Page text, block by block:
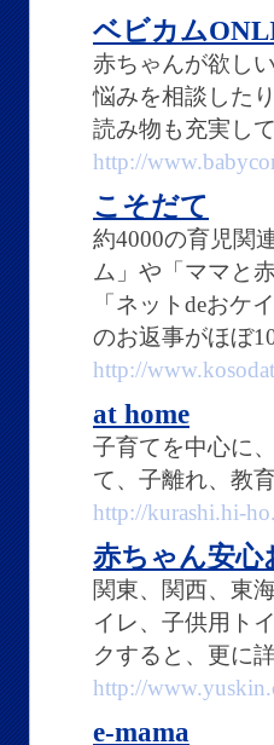
ベビカム
赤ちゃんが欲し
悩みを相談した
読み物も充実して
http://
こそだて
約4000の育児関
ム」や「ママと
「ネットdeおケ
のお返事がほぼ
http://
at home
子育てを中心に
て、子離れ、教
http://kurashi.hi-
赤ちゃん安
関東、関西、東
イレ、子供用ト
クすると、更に
http://
e-mama